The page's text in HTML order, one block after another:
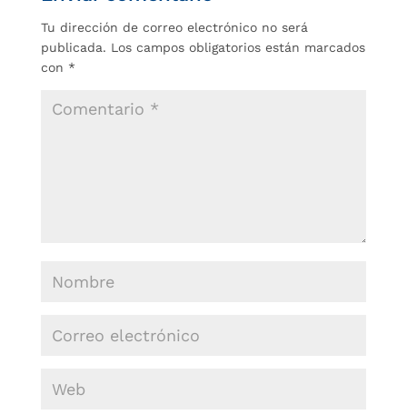
Tu dirección de correo electrónico no será
publicada. Los campos obligatorios están marcados
con *